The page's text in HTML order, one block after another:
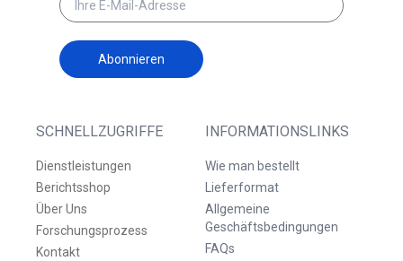
SCHNELLZUGRIFFE
Dienstleistungen
Berichtsshop
Über Uns
Forschungsprozess
Kontakt
INFORMATIONSLINKS
Wie man bestellt
Lieferformat
Allgemeine
Geschäftsbedingungen
FAQs
Abonnieren